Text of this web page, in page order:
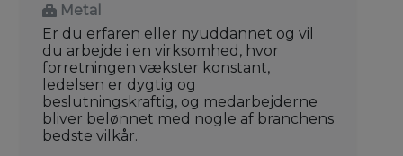
Metal
Er du erfaren eller nyuddannet og vil
du arbejde i en virksomhed, hvor
forretningen vækster konstant,
ledelsen er dygtig og
beslutningskraftig, og medarbejderne
bliver belønnet med nogle af branchens
bedste vilkår.